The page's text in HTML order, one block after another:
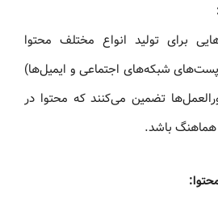
برای تولید انواع مختلف محتوا
پست‌های شبکه‌های اجتماعی و ایمیل‌ها)
تضمین می‌کنند که محتوا در
هماهنگ باشد.